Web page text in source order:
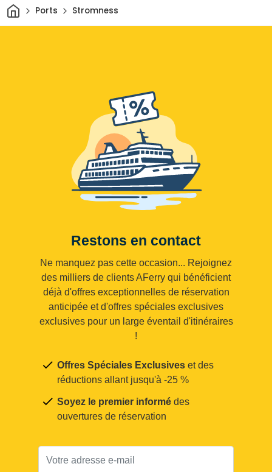
Maison
Ports Stromness
Restons en contact
Ne manquez pas cette occasion... Rejoignez
des milliers de clients AFerry qui bénéficient
déjà d'offres exceptionnelles de réservation
anticipée et d'offres spéciales exclusives
exclusives pour un large éventail d'itinéraires
!
Offres Spéciales Exclusives et des
réductions allant jusqu'à -25 %
Soyez le premier informé des
ouvertures de réservation